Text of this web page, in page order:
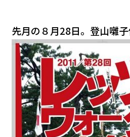
先月の８月28日。登山囃